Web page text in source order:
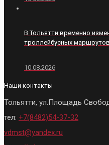
В Тольятти временно
троллейбусных
10.08.2026
Наши контакты
Тольятти, ул.Площадь
тел: +7(8482)54-37-32
vdmst@yandex.ru